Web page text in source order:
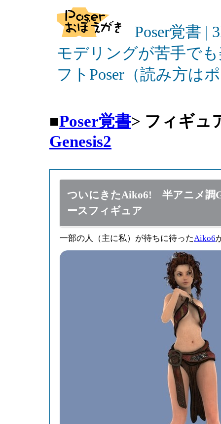
Poser覚書 |
モデリングが苦手で
フトPoser（読み方は
■Poser覚書> フィギュ
Genesis2
ついにきたAiko6! 半アニメ調
ースフィギュア
一部の人（主に私）が待ちに待ったAiko6